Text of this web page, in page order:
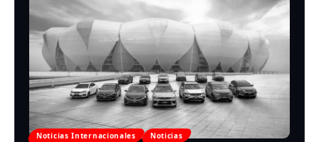
Noticias Internacionales Noticias